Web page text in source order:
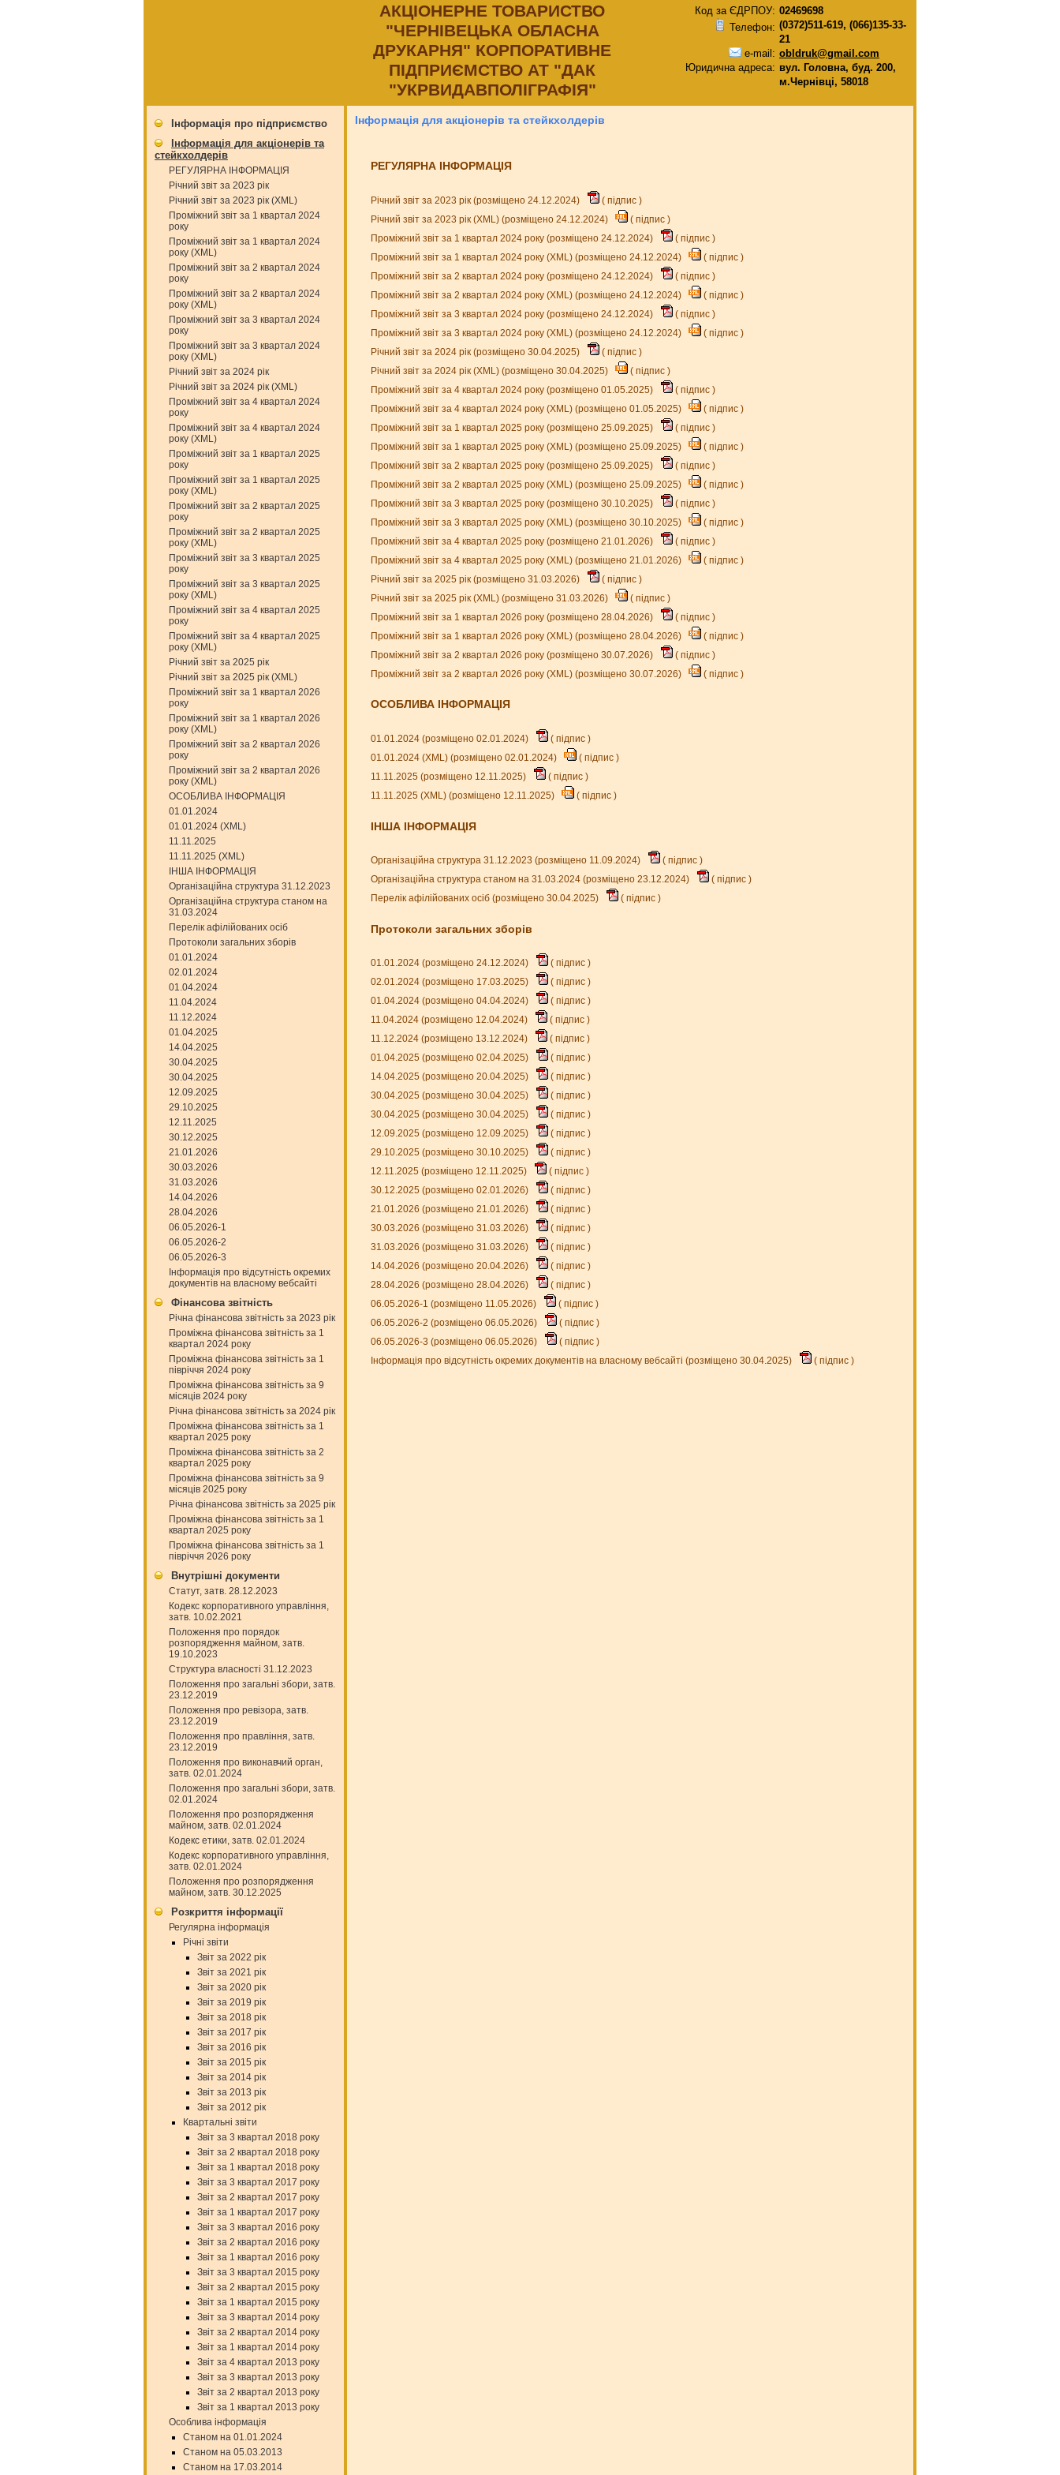
АКЦIОНЕРНЕ ТОВАРИСТВО
"ЧЕРНIВЕЦЬКА ОБЛАСНА
ДРУКАРНЯ" КОРПОРАТИВНЕ
ПIДПРИЄМСТВО АТ "ДАК
"УКРВИДАВПОЛIГРАФIЯ"
Код за ЄДРПОУ: 02469698
Телефон: (0372)511-619, (066)135-33-
21
e-mail: obldruk@gmail.com
Юридична адреса: вул. Головна, буд. 200,
м.Чернівці, 58018
Інформація про підприємство
Інформація для акціонерів та
стейкхолдерів
РЕГУЛЯРНА ІНФОРМАЦІЯ
Річний звіт за 2023 рік
Річний звіт за 2023 рік (XML)
Проміжний звіт за 1 квартал 2024
року
Проміжний звіт за 1 квартал 2024
року (XML)
Проміжний звіт за 2 квартал 2024
року
Проміжний звіт за 2 квартал 2024
року (XML)
Проміжний звіт за 3 квартал 2024
року
Проміжний звіт за 3 квартал 2024
року (XML)
Річний звіт за 2024 рік
Річний звіт за 2024 рік (XML)
Проміжний звіт за 4 квартал 2024
року
Проміжний звіт за 4 квартал 2024
року (XML)
Проміжний звіт за 1 квартал 2025
року
Проміжний звіт за 1 квартал 2025
року (XML)
Проміжний звіт за 2 квартал 2025
року
Проміжний звіт за 2 квартал 2025
року (XML)
Проміжний звіт за 3 квартал 2025
року
Проміжний звіт за 3 квартал 2025
року (XML)
Проміжний звіт за 4 квартал 2025
року
Проміжний звіт за 4 квартал 2025
року (XML)
Річний звіт за 2025 рік
Річний звіт за 2025 рік (XML)
Проміжний звіт за 1 квартал 2026
року
Проміжний звіт за 1 квартал 2026
року (XML)
Проміжний звіт за 2 квартал 2026
року
Проміжний звіт за 2 квартал 2026
року (XML)
ОСОБЛИВА ІНФОРМАЦІЯ
01.01.2024
01.01.2024 (XML)
11.11.2025
11.11.2025 (XML)
ІНША ІНФОРМАЦІЯ
Організаційна структура 31.12.2023
Організаційна структура станом на
31.03.2024
Перелік афілійованих осіб
Протоколи загальних зборів
01.01.2024
02.01.2024
01.04.2024
11.04.2024
11.12.2024
01.04.2025
14.04.2025
30.04.2025
30.04.2025
12.09.2025
29.10.2025
12.11.2025
30.12.2025
21.01.2026
30.03.2026
31.03.2026
14.04.2026
28.04.2026
06.05.2026-1
06.05.2026-2
06.05.2026-3
Інформація про відсутність окремих
документів на власному вебсайті
Фінансова звітність
Річна фінансова звітність за 2023 рік
Проміжна фінансова звітність за 1
квартал 2024 року
Проміжна фінансова звітність за 1
півріччя 2024 року
Проміжна фінансова звітність за 9
місяців 2024 року
Річна фінансова звітність за 2024 рік
Проміжна фінансова звітність за 1
квартал 2025 року
Проміжна фінансова звітність за 2
квартал 2025 року
Проміжна фінансова звітність за 9
місяців 2025 року
Річна фінансова звітність за 2025 рік
Проміжна фінансова звітність за 1
квартал 2025 року
Проміжна фінансова звітність за 1
півріччя 2026 року
Внутрішні документи
Статут, затв. 28.12.2023
Кодекс корпоративного управління,
затв. 10.02.2021
Положення про порядок
розпорядження майном, затв.
19.10.2023
Структура власності 31.12.2023
Положення про загальні збори, затв.
23.12.2019
Положення про ревізора, затв.
23.12.2019
Положення про правління, затв.
23.12.2019
Положення про виконавчий орган,
затв. 02.01.2024
Положення про загальні збори, затв.
02.01.2024
Положення про розпорядження
майном, затв. 02.01.2024
Кодекс етики, затв. 02.01.2024
Кодекс корпоративного управління,
затв. 02.01.2024
Положення про розпорядження
майном, затв. 30.12.2025
Розкриття інформації
Регулярна інформація
Річні звіти
Звіт за 2022 рік
Звіт за 2021 рік
Звіт за 2020 рік
Звіт за 2019 рік
Звіт за 2018 рік
Звіт за 2017 рік
Звіт за 2016 рік
Звіт за 2015 рік
Звіт за 2014 рік
Звіт за 2013 рік
Звіт за 2012 рік
Квартальні звіти
Звіт за 3 квартал 2018 року
Звіт за 2 квартал 2018 року
Звіт за 1 квартал 2018 року
Звіт за 3 квартал 2017 року
Звіт за 2 квартал 2017 року
Звіт за 1 квартал 2017 року
Звіт за 3 квартал 2016 року
Звіт за 2 квартал 2016 року
Звіт за 1 квартал 2016 року
Звіт за 3 квартал 2015 року
Звіт за 2 квартал 2015 року
Звіт за 1 квартал 2015 року
Звіт за 3 квартал 2014 року
Звіт за 2 квартал 2014 року
Звіт за 1 квартал 2014 року
Звіт за 4 квартал 2013 року
Звіт за 3 квартал 2013 року
Звіт за 2 квартал 2013 року
Звіт за 1 квартал 2013 року
Особлива інформація
Станом на 01.01.2024
Станом на 05.03.2013
Станом на 17.03.2014
Інформація для акціонерів та стейкхолдерів
РЕГУЛЯРНА ІНФОРМАЦІЯ
Річний звіт за 2023 рік (розміщено 24.12.2024) ( підпис )
Річний звіт за 2023 рік (XML) (розміщено 24.12.2024)
( підпис )
Проміжний звіт за 1 квартал 2024 року (розміщено 24.12.2024)
( підпис )
Проміжний звіт за 1 квартал 2024 року (XML) (розміщено 24.12.2024)
( підпис )
Проміжний звіт за 2 квартал 2024 року (розміщено 24.12.2024)
( підпис )
Проміжний звіт за 2 квартал 2024 року (XML) (розміщено 24.12.2024)
( підпис )
Проміжний звіт за 3 квартал 2024 року (розміщено 24.12.2024)
( підпис )
Проміжний звіт за 3 квартал 2024 року (XML) (розміщено 24.12.2024)
( підпис )
Річний звіт за 2024 рік (розміщено 30.04.2025)
( підпис )
Річний звіт за 2024 рік (XML) (розміщено 30.04.2025)
( підпис )
Проміжний звіт за 4 квартал 2024 року (розміщено 01.05.2025)
( підпис )
Проміжний звіт за 4 квартал 2024 року (XML) (розміщено 01.05.2025)
( підпис )
Проміжний звіт за 1 квартал 2025 року (розміщено 25.09.2025)
( підпис )
Проміжний звіт за 1 квартал 2025 року (XML) (розміщено 25.09.2025)
( підпис )
Проміжний звіт за 2 квартал 2025 року (розміщено 25.09.2025)
( підпис )
Проміжний звіт за 2 квартал 2025 року (XML) (розміщено 25.09.2025)
( підпис )
Проміжний звіт за 3 квартал 2025 року (розміщено 30.10.2025)
( підпис )
Проміжний звіт за 3 квартал 2025 року (XML) (розміщено 30.10.2025)
( підпис )
Проміжний звіт за 4 квартал 2025 року (розміщено 21.01.2026)
( підпис )
Проміжний звіт за 4 квартал 2025 року (XML) (розміщено 21.01.2026)
( підпис )
Річний звіт за 2025 рік (розміщено 31.03.2026)
( підпис )
Річний звіт за 2025 рік (XML) (розміщено 31.03.2026)
( підпис )
Проміжний звіт за 1 квартал 2026 року (розміщено 28.04.2026)
( підпис )
Проміжний звіт за 1 квартал 2026 року (XML) (розміщено 28.04.2026)
( підпис )
Проміжний звіт за 2 квартал 2026 року (розміщено 30.07.2026)
( підпис )
Проміжний звіт за 2 квартал 2026 року (XML) (розміщено 30.07.2026)
( підпис )
ОСОБЛИВА ІНФОРМАЦІЯ
01.01.2024 (розміщено 02.01.2024) ( підпис )
01.01.2024 (XML) (розміщено 02.01.2024)
( підпис )
11.11.2025 (розміщено 12.11.2025)
( підпис )
11.11.2025 (XML) (розміщено 12.11.2025)
( підпис )
ІНША ІНФОРМАЦІЯ
Організаційна структура 31.12.2023 (розміщено 11.09.2024) ( підпис )
Організаційна структура станом на 31.03.2024 (розміщено 23.12.2024)
( підпис )
Перелік афілійованих осіб (розміщено 30.04.2025)
( підпис )
Протоколи загальних зборів
01.01.2024 (розміщено 24.12.2024) ( підпис )
02.01.2024 (розміщено 17.03.2025)
( підпис )
01.04.2024 (розміщено 04.04.2024)
( підпис )
11.04.2024 (розміщено 12.04.2024)
( підпис )
11.12.2024 (розміщено 13.12.2024)
( підпис )
01.04.2025 (розміщено 02.04.2025)
( підпис )
14.04.2025 (розміщено 20.04.2025)
( підпис )
30.04.2025 (розміщено 30.04.2025)
( підпис )
30.04.2025 (розміщено 30.04.2025)
( підпис )
12.09.2025 (розміщено 12.09.2025)
( підпис )
29.10.2025 (розміщено 30.10.2025)
( підпис )
12.11.2025 (розміщено 12.11.2025)
( підпис )
30.12.2025 (розміщено 02.01.2026)
( підпис )
21.01.2026 (розміщено 21.01.2026)
( підпис )
30.03.2026 (розміщено 31.03.2026)
( підпис )
31.03.2026 (розміщено 31.03.2026)
( підпис )
14.04.2026 (розміщено 20.04.2026)
( підпис )
28.04.2026 (розміщено 28.04.2026)
( підпис )
06.05.2026-1 (розміщено 11.05.2026)
( підпис )
06.05.2026-2 (розміщено 06.05.2026)
( підпис )
06.05.2026-3 (розміщено 06.05.2026)
( підпис )
Інформація про відсутність окремих документів на власному вебсайті (розміщено 30.04.2025)
( підпис )